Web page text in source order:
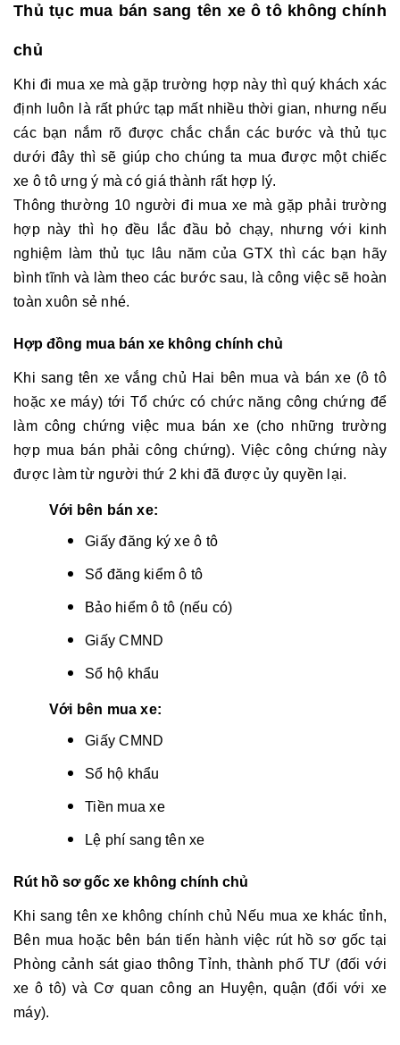
Thủ tục mua bán sang tên xe ô tô không chính
chủ
Khi đi mua xe mà gặp trường hợp này thì quý khách xác
định luôn là rất phức tạp mất nhiều thời gian, nhưng nếu
các bạn nắm rõ được chắc chắn các bước và thủ tục
dưới đây thì sẽ giúp cho chúng ta mua được một chiếc
xe ô tô ưng ý mà có giá thành rất hợp lý.
Thông thường 10 người đi mua xe mà gặp phải trường
hợp này thì họ đều lắc đầu bỏ chạy, nhưng với kinh
nghiệm làm thủ tục lâu năm của GTX thì các bạn hãy
bình tĩnh và làm theo các bước sau, là công việc sẽ hoàn
toàn xuôn sẻ nhé.
Hợp đồng mua bán xe không chính chủ
Khi sang tên xe vắng chủ Hai bên mua và bán xe (ô tô
hoặc xe máy) tới Tổ chức có chức năng công chứng để
làm công chứng việc mua bán xe (cho những trường
hợp mua bán phải công chứng). Việc công chứng này
được làm từ người thứ 2 khi đã được ủy quyền lại.
Với bên bán xe:
Giấy đăng ký xe ô tô
Sổ đăng kiểm ô tô
Bảo hiểm ô tô (nếu có)
Giấy CMND
Sổ hộ khẩu
Với bên mua xe:
Giấy CMND
Sổ hộ khẩu
Tiền mua xe
Lệ phí sang tên xe
Rút hồ sơ gốc xe không chính chủ
Khisang tên xe không chính chủ Nếu mua xe khác tỉnh,
Bên mua hoặc bên bán tiến hành việc rút hồ sơ gốc tại
Phòng cảnh sát giao thông Tỉnh, thành phố TƯ (đối với
xe ô tô) và Cơ quan công an Huyện, quận (đối với xe
máy).